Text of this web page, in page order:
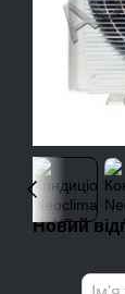
Новий